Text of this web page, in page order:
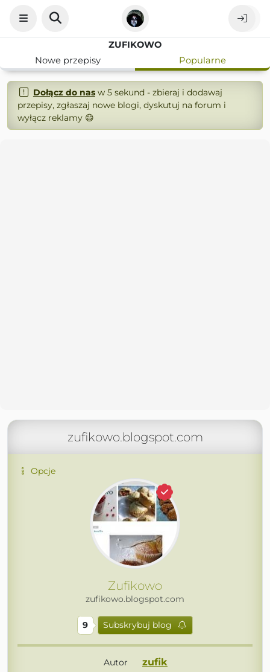
ZUFIKOWO
Nowe przepisy
Popularne
Dołącz do nasw 5 sekund - zbieraj i dodawaj
przepisy, zgłaszaj nowe blogi, dyskutuj na forum i
wyłącz reklamy 😄
zufikowo.blogspot.com
Opcje
Zufikowo
zufikowo.blogspot.com
9 Subskrybuj blog
Autor zufik